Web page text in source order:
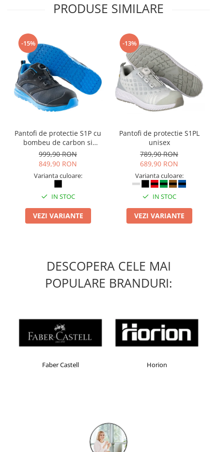
PRODUSE SIMILARE
-15%
Pantofi de protectie S1P cu
bombeu de carbon si
inchidere BOAÂ® Fit
999,90 RON
849,90 RON
Varianta culoare:
IN STOC
VEZI VARIANTE
-13%
Pantofi de protectie S1PL
unisex
789,90 RON
689,90 RON
Varianta culoare:
IN STOC
VEZI VARIANTE
DESCOPERA CELE MAI
POPULARE BRANDURI:
Faber Castell Horion